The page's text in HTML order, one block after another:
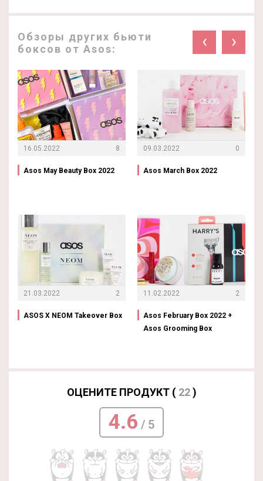
Обзоры других бьюти
боксов от Asos:
‹ ›
16.05.2022 8
Asos May Beauty Box 2022
21.03.2022 2
ASOS X NEOM Takeover Box
09.03.2022 0
Asos March Box 2022
11.02.2022 2
Asos February Box 2022 +
Asos Grooming Box
ОЦЕНИТЕ ПРОДУКТ ( 22)
4.6 / 5